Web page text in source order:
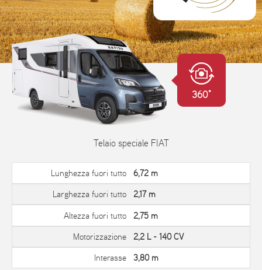
360°
Telaio speciale FIAT
Lunghezza fuori tutto 6,72 m
Larghezza fuori tutto 2,17 m
Altezza fuori tutto 2,75 m
Motorizzazione 2,2 L - 140 CV
Interasse 3,80 m